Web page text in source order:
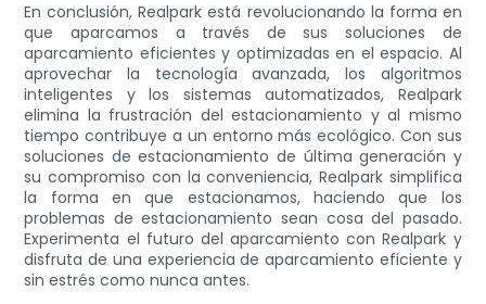
En conclusión, Realpark está revolucionando la forma en
que aparcamos a través de sus soluciones de
aparcamiento eficientes y optimizadas en el espacio. Al
aprovechar la tecnología avanzada, los algoritmos
inteligentes y los sistemas automatizados, Realpark
elimina la frustración del estacionamiento y al mismo
tiempo contribuye a un entorno más ecológico. Con sus
soluciones de estacionamiento de última generación y
su compromiso con la conveniencia, Realpark simplifica
la forma en que estacionamos, haciendo que los
problemas de estacionamiento sean cosa del pasado.
Experimenta el futuro del aparcamiento con Realpark y
disfruta de una experiencia de aparcamiento eficiente y
sin estrés como nunca antes.